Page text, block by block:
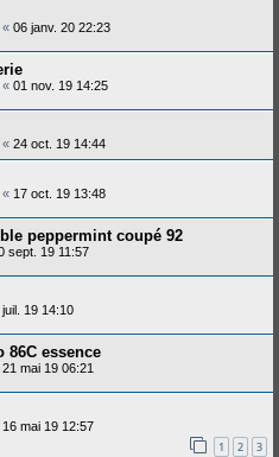
« 06 janv. 20 22:23
« 01 nov. 19 14:25
« 24 oct. 19 14:44
« 17 oct. 19 13:48
peppermint coupé 92
sept. 19 11:57
juil. 19 14:10
essence
21 mai 19 06:21
16 mai 19 12:57
1 2 3